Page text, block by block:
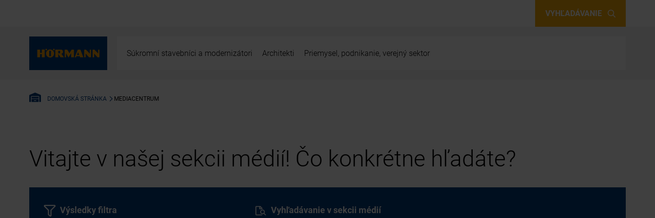
VYHĽADÁVANIE
Súkromní stavebníci a modernizátori Architekti Priemysel, podnikanie, verejný sektor
DOMOVSKÁ STRÁNKA MEDIACENTRUM
Vitajte v našej sekcii médií! Čo konkrétne hľadáte?
Vyhľadávanie v sekcii médií
Výsledky filtra